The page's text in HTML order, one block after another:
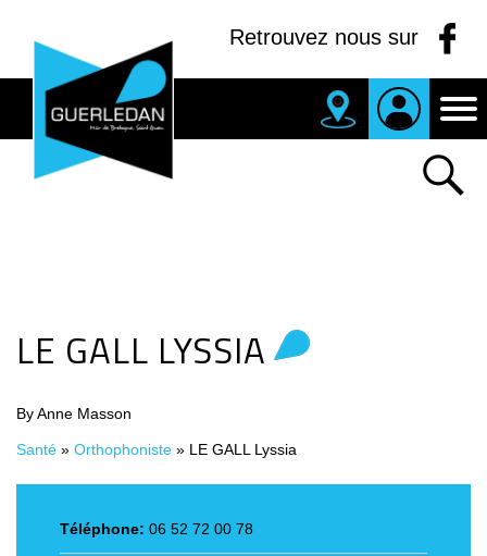
Retrouvez nous sur
LE GALL LYSSIA
By Anne Masson
Santé » Orthophoniste » LE GALL Lyssia
Téléphone: 06 52 72 00 78